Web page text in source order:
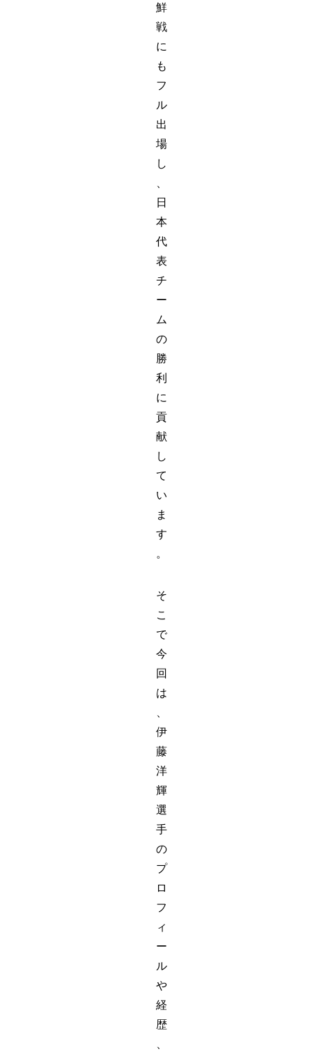
鮮
戦
に
も
フ
ル
出
場
し
日
本
代
表
チ
ー
ム
の
勝
利
に
貢
献
し
て
い
ま
す
。
そ
こ
で
今
回
は
伊
藤
洋
輝
選
手
の
プ
ロ
フ
ィ
ー
ル
や
経
歴